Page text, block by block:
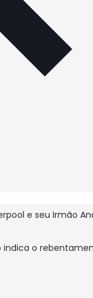
e seu Irmão
o